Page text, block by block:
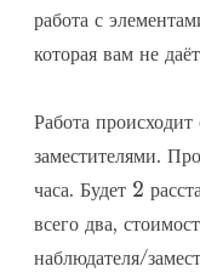
работа с
которая вам не
Работа
заместителями.
часа. Будет 2
всего два,
наблюдателя/